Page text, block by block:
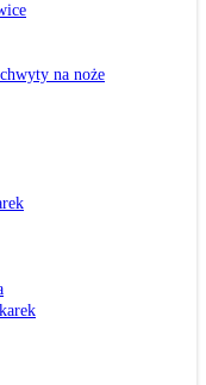
na noże